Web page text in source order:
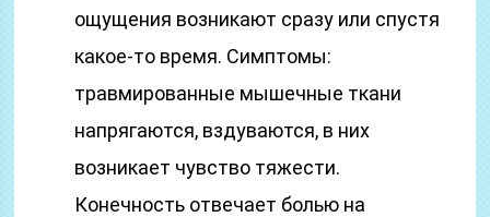
ощущения возникают сразу или спустя
какое-то время. Симптомы:
травмированные мышечные ткани
напрягаются, вздуваются, в них
возникает чувство тяжести.
Конечность отвечает болью на